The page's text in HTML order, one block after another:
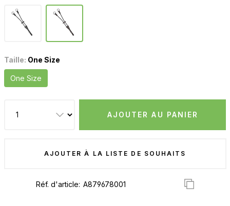
Taille: One Size
One Size
AJOUTER AU PANIER
AJOUTER À LA LISTE DE SOUHAITS
Réf. d'article: